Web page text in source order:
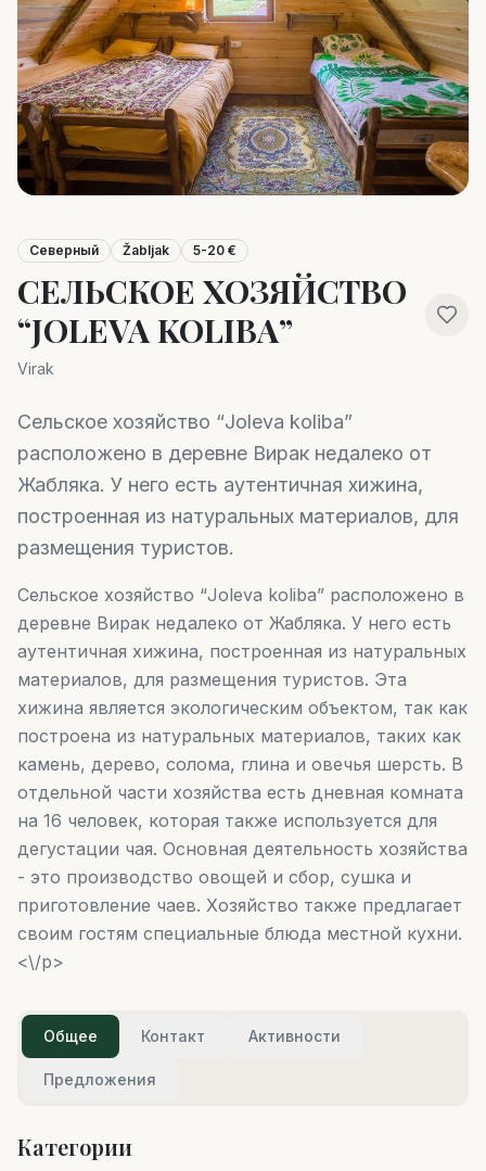
Северный Žabljak 5-20 €
СЕЛЬСКОЕ ХОЗЯЙСТВО
“JOLEVA KOLIBA”
Virak
Сельское хозяйство “Joleva koliba”
расположено в деревне Вирак недалеко от
Жабляка. У него есть аутентичная хижина,
построенная из натуральных материалов, для
размещения туристов.
Сельское хозяйство “Joleva koliba” расположено в
деревне Вирак недалеко от Жабляка. У него есть
аутентичная хижина, построенная из натуральных
материалов, для размещения туристов. Эта
хижина является экологическим объектом, так как
построена из натуральных материалов, таких как
камень, дерево, солома, глина и овечья шерсть. В
отдельной части хозяйства есть дневная комната
на 16 человек, которая также используется для
дегустации чая. Основная деятельность хозяйства
- это производство овощей и сбор, сушка и
приготовление чаев. Хозяйство также предлагает
своим гостям специальные блюда местной кухни.
<\/p>
Общее Контакт Активности
Предложения
Категории